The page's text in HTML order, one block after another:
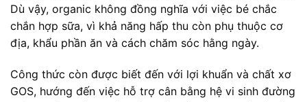
Dù vậy, organic không đồng nghĩa với việc bé chắc
chắn hợp sữa, vì khả năng hấp thu còn phụ thuộc cơ
địa, khẩu phần ăn và cách chăm sóc hằng ngày.
Công thức còn được biết đến với lợi khuẩn và chất xơ
GOS, hướng đến việc hỗ trợ cân bằng hệ vi sinh đường